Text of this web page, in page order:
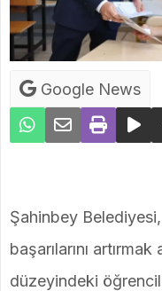
Google News
Şahinbey
başarılarını
düzeyindeki